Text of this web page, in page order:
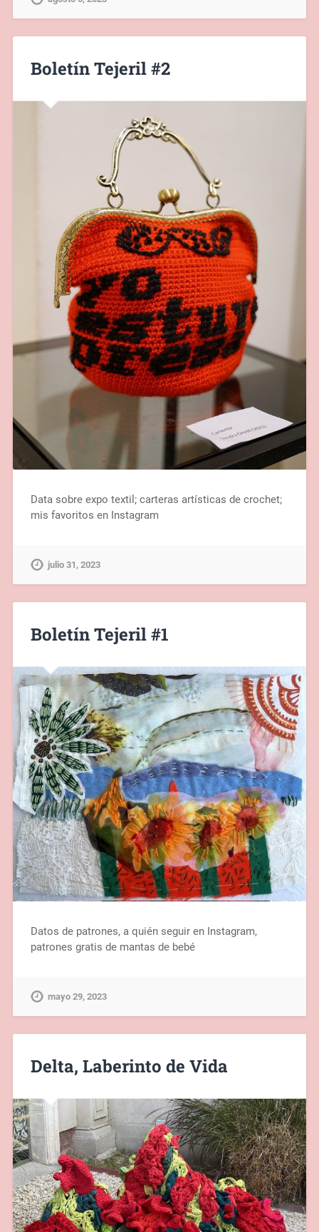
Boletín Tejeril #2
Data sobre expo textil; carteras artísticas de crochet;
mis favoritos en Instagram
julio 31, 2023
Boletín Tejeril #1
Datos de patrones, a quién seguir en Instagram,
patrones gratis de mantas de bebé
mayo 29, 2023
Delta, Laberinto de Vida